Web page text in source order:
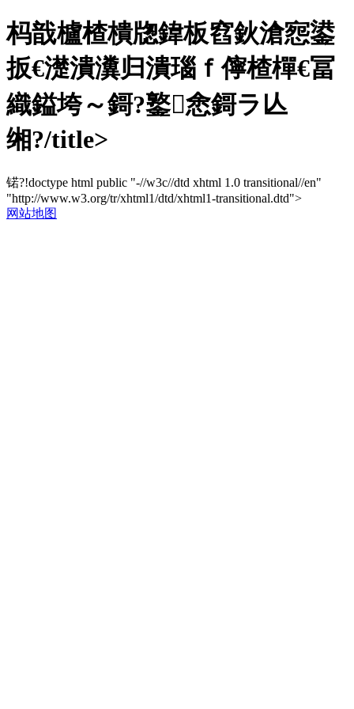
杩戠櫨楂樻牎鍏板窞鈥滄惌鍙
扳€濋潰瀵归潰瑙ｆ儜楂樿€冨
織鎰垮～鎶?鐜悆鎶ラ亾
缃?/title>
锘?!doctype html public "-//w3c//dtd xhtml 1.0 transitional//en"
"http://www.w3.org/tr/xhtml1/dtd/xhtml1-transitional.dtd">
网站地图